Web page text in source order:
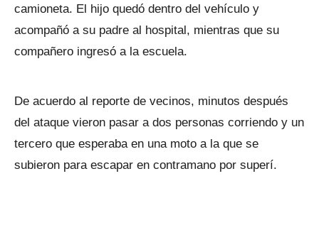
camioneta. El hijo quedó dentro del vehículo y
acompañó a su padre al hospital, mientras que su
compañero ingresó a la escuela.
De acuerdo al reporte de vecinos, minutos después
del ataque vieron pasar a dos personas corriendo y un
tercero que esperaba en una moto a la que se
subieron para escapar en contramano por superí.